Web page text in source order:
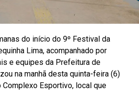
do início do 9º Festival da
Lima, acompanhado por
e equipes da Prefeitura de
na manhã desta quinta-feira (6)
Esportivo, local que